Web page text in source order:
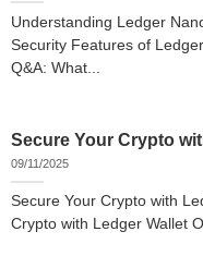
Understanding Ledger
Security Features of
Q&A: What...
Secure Your Crypto
09/11/2025
Secure Your Crypto with
Crypto with Ledger Wallet